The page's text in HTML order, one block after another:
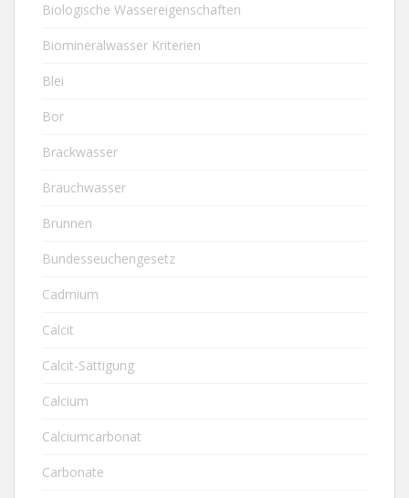
Biologische Wassereigenschaften
Biomineralwasser Kriterien
Blei
Bor
Brackwasser
Brauchwasser
Brunnen
Bundesseuchengesetz
Cadmium
Calcit
Calcit-Sättigung
Calcium
Calciumcarbonat
Carbonate